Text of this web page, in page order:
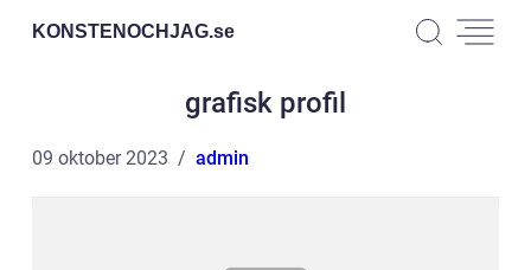
KONSTENOCHJAG.se
grafisk profil
09 oktober 2023 admin